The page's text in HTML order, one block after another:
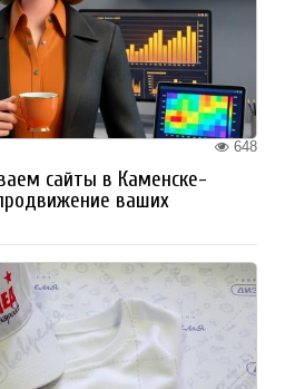
648
сайты в Каменске-
ваших